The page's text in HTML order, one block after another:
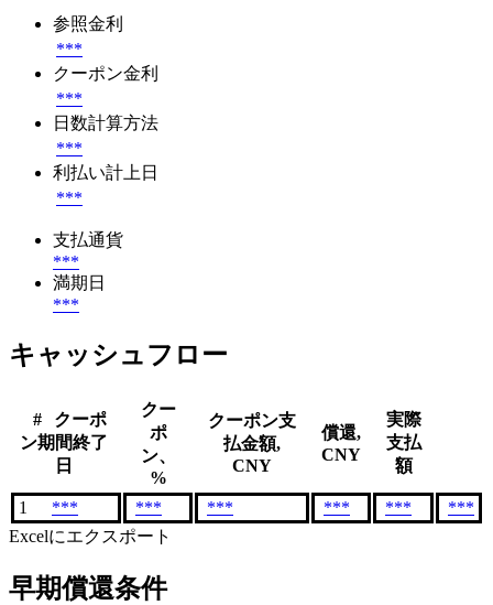
参照金利
***
クーポン金利
***
日数計算方法
***
利払い計上日
***
支払通貨
***
満期日
***
キャッシュフロー
#
クーポ
ン期間終了
日
クー
ポ
ン、
%
クーポン支
払金額,
CNY
償還,
CNY
実際
支払
額
1 *** *** *** *** ***
***
Excelにエクスポート
早期償還条件